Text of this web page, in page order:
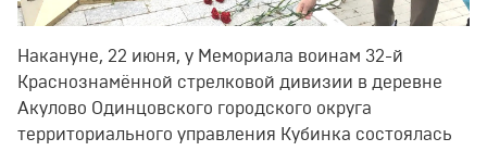
Накануне, 22 июня, у Мемориала воинам 32-й
Краснознамённой стрелковой дивизии в деревне
Акулово Одинцовского городского округа
территориального управления Кубинка состоялась